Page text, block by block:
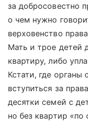
за добросовестно
о чем нужно
верховенство
Мать и трое детей
квартиру, либо
Кстати, где
вступиться за
десятки семей с
но без квартир